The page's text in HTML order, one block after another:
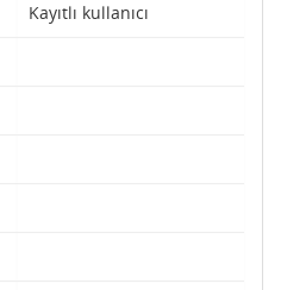
Kayıtlı kullanıcı